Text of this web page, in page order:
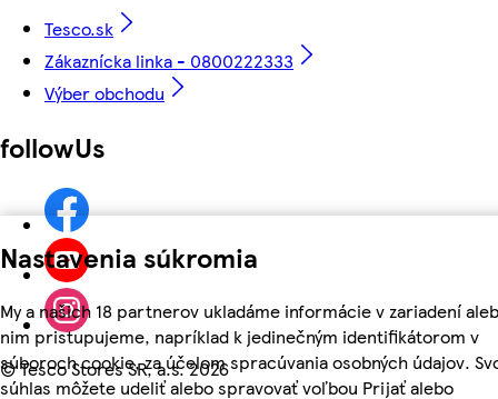
Nastavenia súkromia
My a našich 18 partnerov ukladáme informácie v zariadení
nim pristupujeme, napríklad k jedinečným identifikátorom v
súboroch cookie, za účelom spracúvania osobných údajov.
súhlas môžete udeliť alebo spravovať voľbou Prijať alebo
Tesco.sk
Zákaznícka linka - 0800222333
Výber obchodu
followUs
©Tesco Stores SR, a.s. 2026